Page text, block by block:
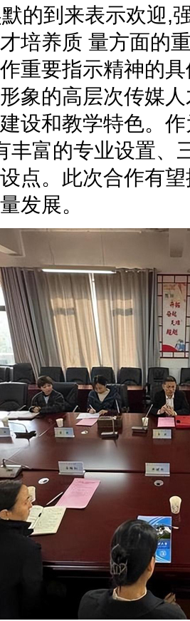
的到来表示欢迎,
培养质 量方面的
重要指示精神的
象的高层次传媒
设和教学特色。
丰富的专业设置、
点。此次合作有
发展。